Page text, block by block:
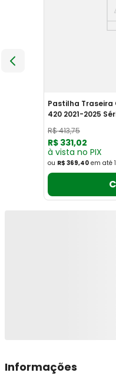
Pastilha Traseira
420 2021-2025
R$413,75
R$ 331,02
à vista no PIX
ou R$ 369,40 em até
Informações